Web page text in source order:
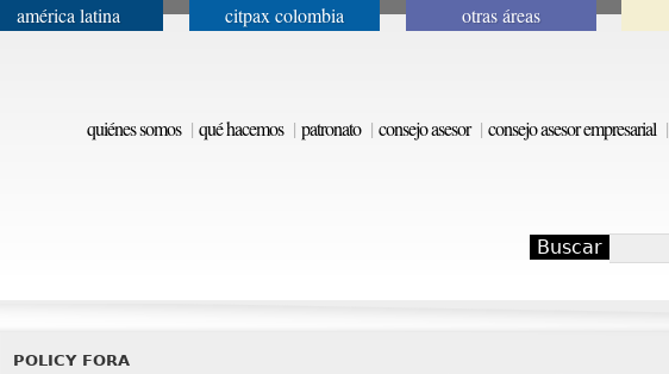
Jump to navigation
américa latina citpax colombia otras áreas
quiénes somos qué hacemos patronato consejo asesor consejo asesor empresarial
Buscar
POLICY FORA